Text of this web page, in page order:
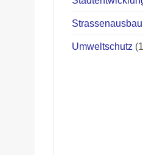
Strassenausbau
Umweltschutz